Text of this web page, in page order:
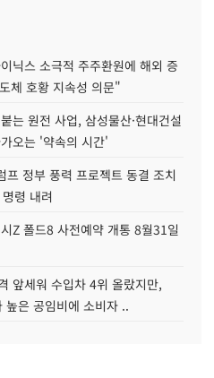
닉스 소극적 주주환원에 해외 증
체 호황 지속성 의문"
는 원전 사업, 삼성물산·현대건설
오는 '약속의 시간'
프 정부 풍력 프로젝트 동결 조치
령 내려
Z 폴드8 사전예약 개통 8월31일
앞세워 수입차 4위 올랐지만,
높은 공임비에 소비자 ..